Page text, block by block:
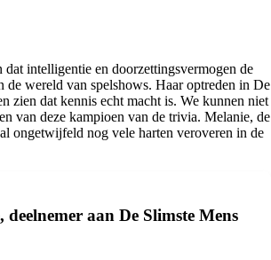
dat intelligentie en doorzettingsvermogen de
de wereld van spelshows. Haar optreden in De
zien dat kennis echt macht is. We kunnen niet
van deze kampioen van de trivia. Melanie, de
ongetwijfeld nog vele harten veroveren in de
deelnemer aan De Slimste Mens